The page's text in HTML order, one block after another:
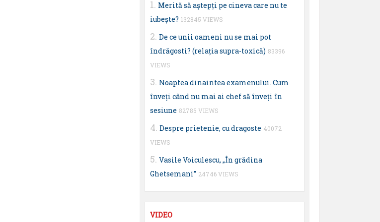
Merită să aştepţi pe cineva care nu te
iubeşte? 132845 VIEWS
De ce unii oameni nu se mai pot
îndrăgosti? (relaţia supra-toxică) 83396
VIEWS
Noaptea dinaintea examenului. Cum
înveţi când nu mai ai chef să înveţi în
sesiune 82785 VIEWS
Despre prietenie, cu dragoste 40072
VIEWS
Vasile Voiculescu, „În grădina
Ghetsemani” 24746 VIEWS
VIDEO